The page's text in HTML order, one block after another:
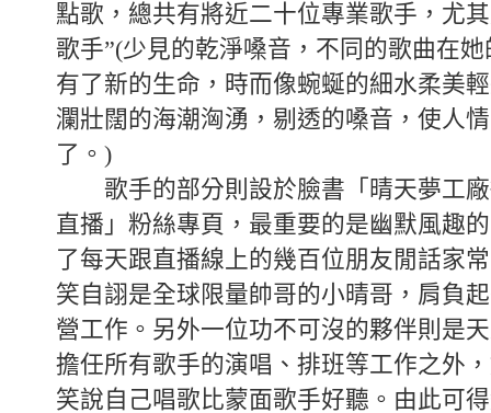
點歌，總共有將近二十位專業歌手，尤
歌手”(少見的乾淨嗓音，不同的歌曲在
有了新的生命，時而像蜿蜒的細水柔美
瀾壯闊的海潮洶湧，剔透的嗓音，使人
了。)
歌手的部分則設於臉書「晴天夢工廠
直播」粉絲專頁，最重要的是幽默風趣
了每天跟直播線上的幾百位朋友閒話家
笑自詡是全球限量帥哥的小晴哥，肩負
營工作。另外一位功不可沒的夥伴則是
擔任所有歌手的演唱、排班等工作之外
笑說自己唱歌比蒙面歌手好聽。由此可